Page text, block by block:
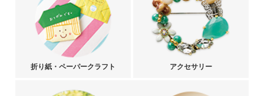
折り紙・ペーパークラフト アクセサリー